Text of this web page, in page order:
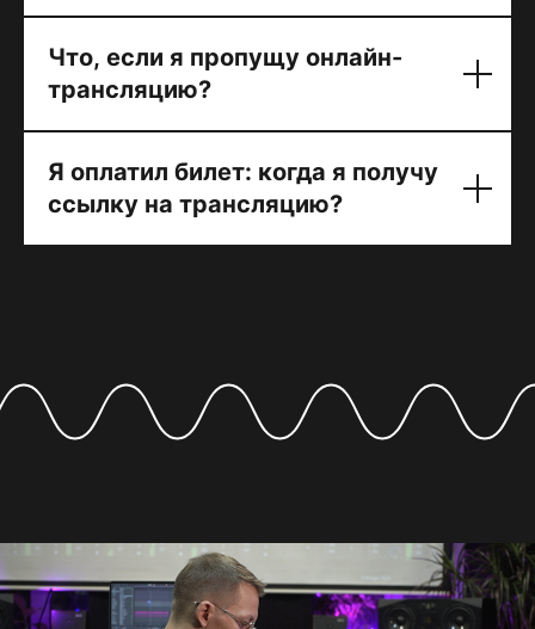
Что, если я пропущу онлайн-
трансляцию?
Я оплатил билет: когда я получу
ссылку на трансляцию?